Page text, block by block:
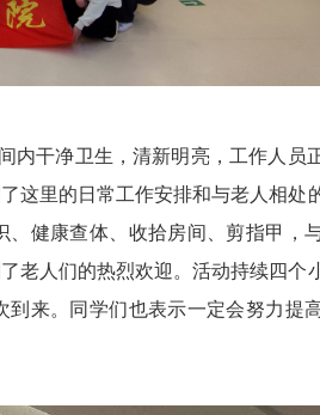
干净卫生，清新明亮，工作人员
这里的日常工作安排和与老人相处
健康查体、收拾房间、剪指甲，
老人们的热烈欢迎。活动持续四个
来。同学们也表示一定会努力提